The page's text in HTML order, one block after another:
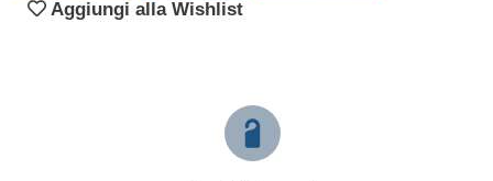
Aggiungi alla Wishlist